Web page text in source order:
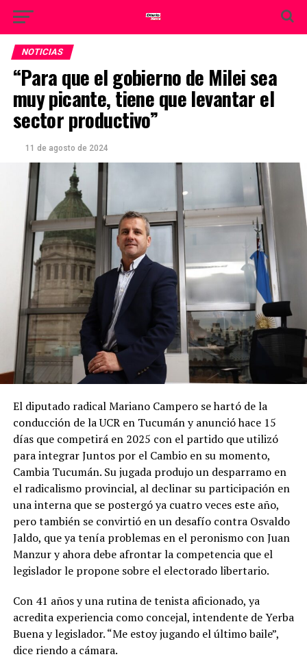
NOTICIAS
“Para que el gobierno de Milei sea
muy picante, tiene que levantar el
sector productivo”
11 de agosto de 2024
El diputado radical Mariano Campero se hartó de la
conducción de la UCR en Tucumán y anunció hace 15
días que competirá en 2025 con el partido que utilizó
para integrar Juntos por el Cambio en su momento,
Cambia Tucumán. Su jugada produjo un desparramo en
el radicalismo provincial, al declinar su participación en
una interna que se postergó ya cuatro veces este año,
pero también se convirtió en un desafío contra Osvaldo
Jaldo, que ya tenía problemas en el peronismo con Juan
Manzur y ahora debe afrontar la competencia que el
legislador le propone sobre el electorado libertario.
Con 41 años y una rutina de tenista aficionado, ya
acredita experiencia como concejal, intendente de Yerba
Buena y legislador. “Me estoy jugando el último baile”,
dice riendo a cámara.